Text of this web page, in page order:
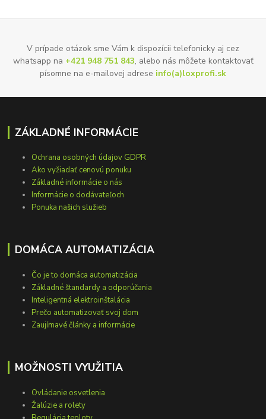
V prípade otázok sme Vám k dispozícii telefonicky aj cez
whatsapp na +421 948 751 843, alebo nás môžete kontaktovať
písomne na e-mailovej adrese info(a)loxprofi.sk
ZÁKLADNÉ INFORMÁCIE
Ochrana osobných údajov GDPR
Ako vyžiadať cenovú ponuku
Základné informácie o nás
Informácie o dodávateľoch
Ponuka našich služieb
DOMÁCA AUTOMATIZÁCIA
Čo je to domáca automatizácia
Základné štandardy a odporúčania
Inteligentná elektroinštalácia
Prečo automatizovať svoj dom
Zaujímavé články a informácie
MOŽNOSTI VYUŽITIA
Ovládanie osvetlenia
Žalúzie a rolety